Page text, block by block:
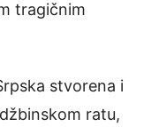
tragičnim
stvorena i
ratu,